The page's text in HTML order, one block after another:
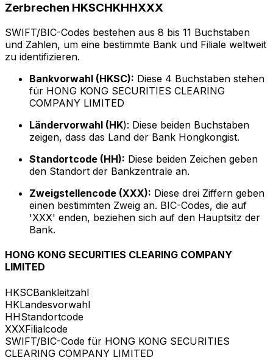
Zerbrechen HKSCHKHHXXX
SWIFT/BIC-Codes bestehen aus 8 bis 11 Buchstaben
und Zahlen, um eine bestimmte Bank und Filiale weltweit
zu identifizieren.
Bankvorwahl (HKSC): Diese 4 Buchstaben stehen
für HONG KONG SECURITIES CLEARING
COMPANY LIMITED
Ländervorwahl (HK): Diese beiden Buchstaben
zeigen, dass das Land der Bank Hongkongist.
Standortcode (HH): Diese beiden Zeichen geben
den Standort der Bankzentrale an.
Zweigstellencode (XXX): Diese drei Ziffern geben
einen bestimmten Zweig an. BIC-Codes, die auf
'XXX' enden, beziehen sich auf den Hauptsitz der
Bank.
HONG KONG SECURITIES CLEARING COMPANY
LIMITED
HKSCBankleitzahl
HKLandesvorwahl
HHStandortcode
XXXFilialcode
SWIFT/BIC-Code für HONG KONG SECURITIES
CLEARING COMPANY LIMITED